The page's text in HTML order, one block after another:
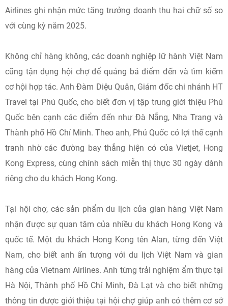
Airlines ghi nhận mức tăng trưởng doanh thu hai chữ số so
với cùng kỳ năm 2025.
Không chỉ hàng không, các doanh nghiệp lữ hành Việt Nam
cũng tận dụng hội chợ để quảng bá điểm đến và tìm kiếm
cơ hội hợp tác. Anh Đàm Diệu Quân, Giám đốc chi nhánh HT
Travel tại Phú Quốc, cho biết đơn vị tập trung giới thiệu Phú
Quốc bên cạnh các điểm đến như Đà Nẵng, Nha Trang và
Thành phố Hồ Chí Minh. Theo anh, Phú Quốc có lợi thế cạnh
tranh nhờ các đường bay thẳng hiện có của Vietjet, Hong
Kong Express, cùng chính sách miễn thị thực 30 ngày dành
riêng cho du khách Hong Kong.
Tại hội chợ, các sản phẩm du lịch của gian hàng Việt Nam
nhận được sự quan tâm của nhiều du khách Hong Kong và
quốc tế. Một du khách Hong Kong tên Alan, từng đến Việt
Nam, cho biết anh ấn tượng với du lịch Việt Nam và gian
hàng của Vietnam Airlines. Anh từng trải nghiệm ẩm thực tại
Hà Nội, Thành phố Hồ Chí Minh, Đà Lạt và cho biết những
thông tin được giới thiệu tại hội chợ giúp anh có thêm cơ sở